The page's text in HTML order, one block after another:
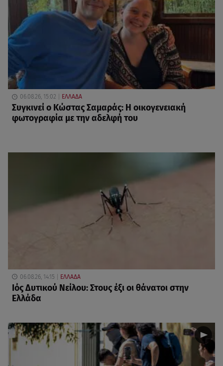
06.08.26, 15:02 ΕΛΛΑΔΑ
Συγκινεί ο Κώστας Σαμαράς: Η οικογενειακή
φωτογραφία με την αδελφή του
06.08.26, 14:15 ΕΛΛΑΔΑ
Ιός Δυτικού Νείλου: Στους έξι οι θάνατοι στην
Ελλάδα